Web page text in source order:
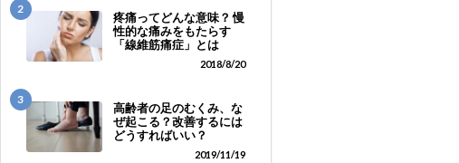
2
疼痛ってどんな意味？ 慢
性的な痛みをもたらす
「線維筋痛症」とは
2018/8/20
3
高齢者の足のむくみ、な
ぜ起こる？改善するには
どうすればいい？
2019/11/19